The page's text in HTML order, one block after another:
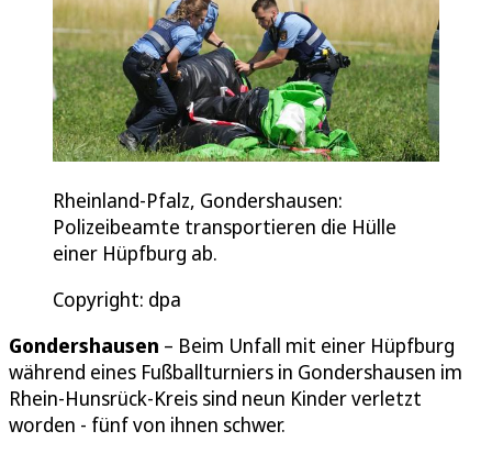
Rheinland-Pfalz, Gondershausen:
Polizeibeamte transportieren die Hülle
einer Hüpfburg ab.
Copyright: dpa
Gondershausen – Beim Unfall mit einer Hüpfburg
während eines Fußballturniers in Gondershausen im
Rhein-Hunsrück-Kreis sind neun Kinder verletzt
worden - fünf von ihnen schwer.